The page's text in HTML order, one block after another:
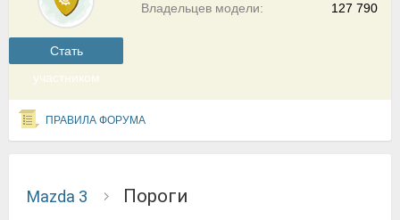
Cтать
участником
127 790
Владельцев модели:
ПРАВИЛА ФОРУМА
Mazda 3 Пороги